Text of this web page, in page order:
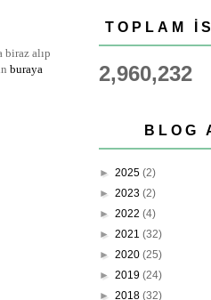
biraz alıp
buraya
TOPLAM
2,960,232
BLOG
► 2025 (2)
► 2023 (2)
► 2022 (4)
► 2021 (32)
► 2020 (25)
► 2019 (24)
► 2018 (32)